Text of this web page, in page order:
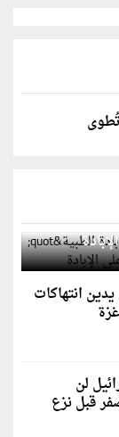
تُطوى
الطبية"
انتهاكات
لن
قبل نزع